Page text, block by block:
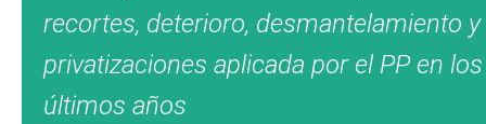
recortes, deterioro, desmantelamiento y
privatizaciones aplicada por el PP en los
últimos años